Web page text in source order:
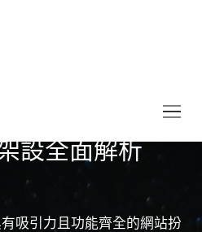
設全面解析
吸引力且功能齊全的網站扮